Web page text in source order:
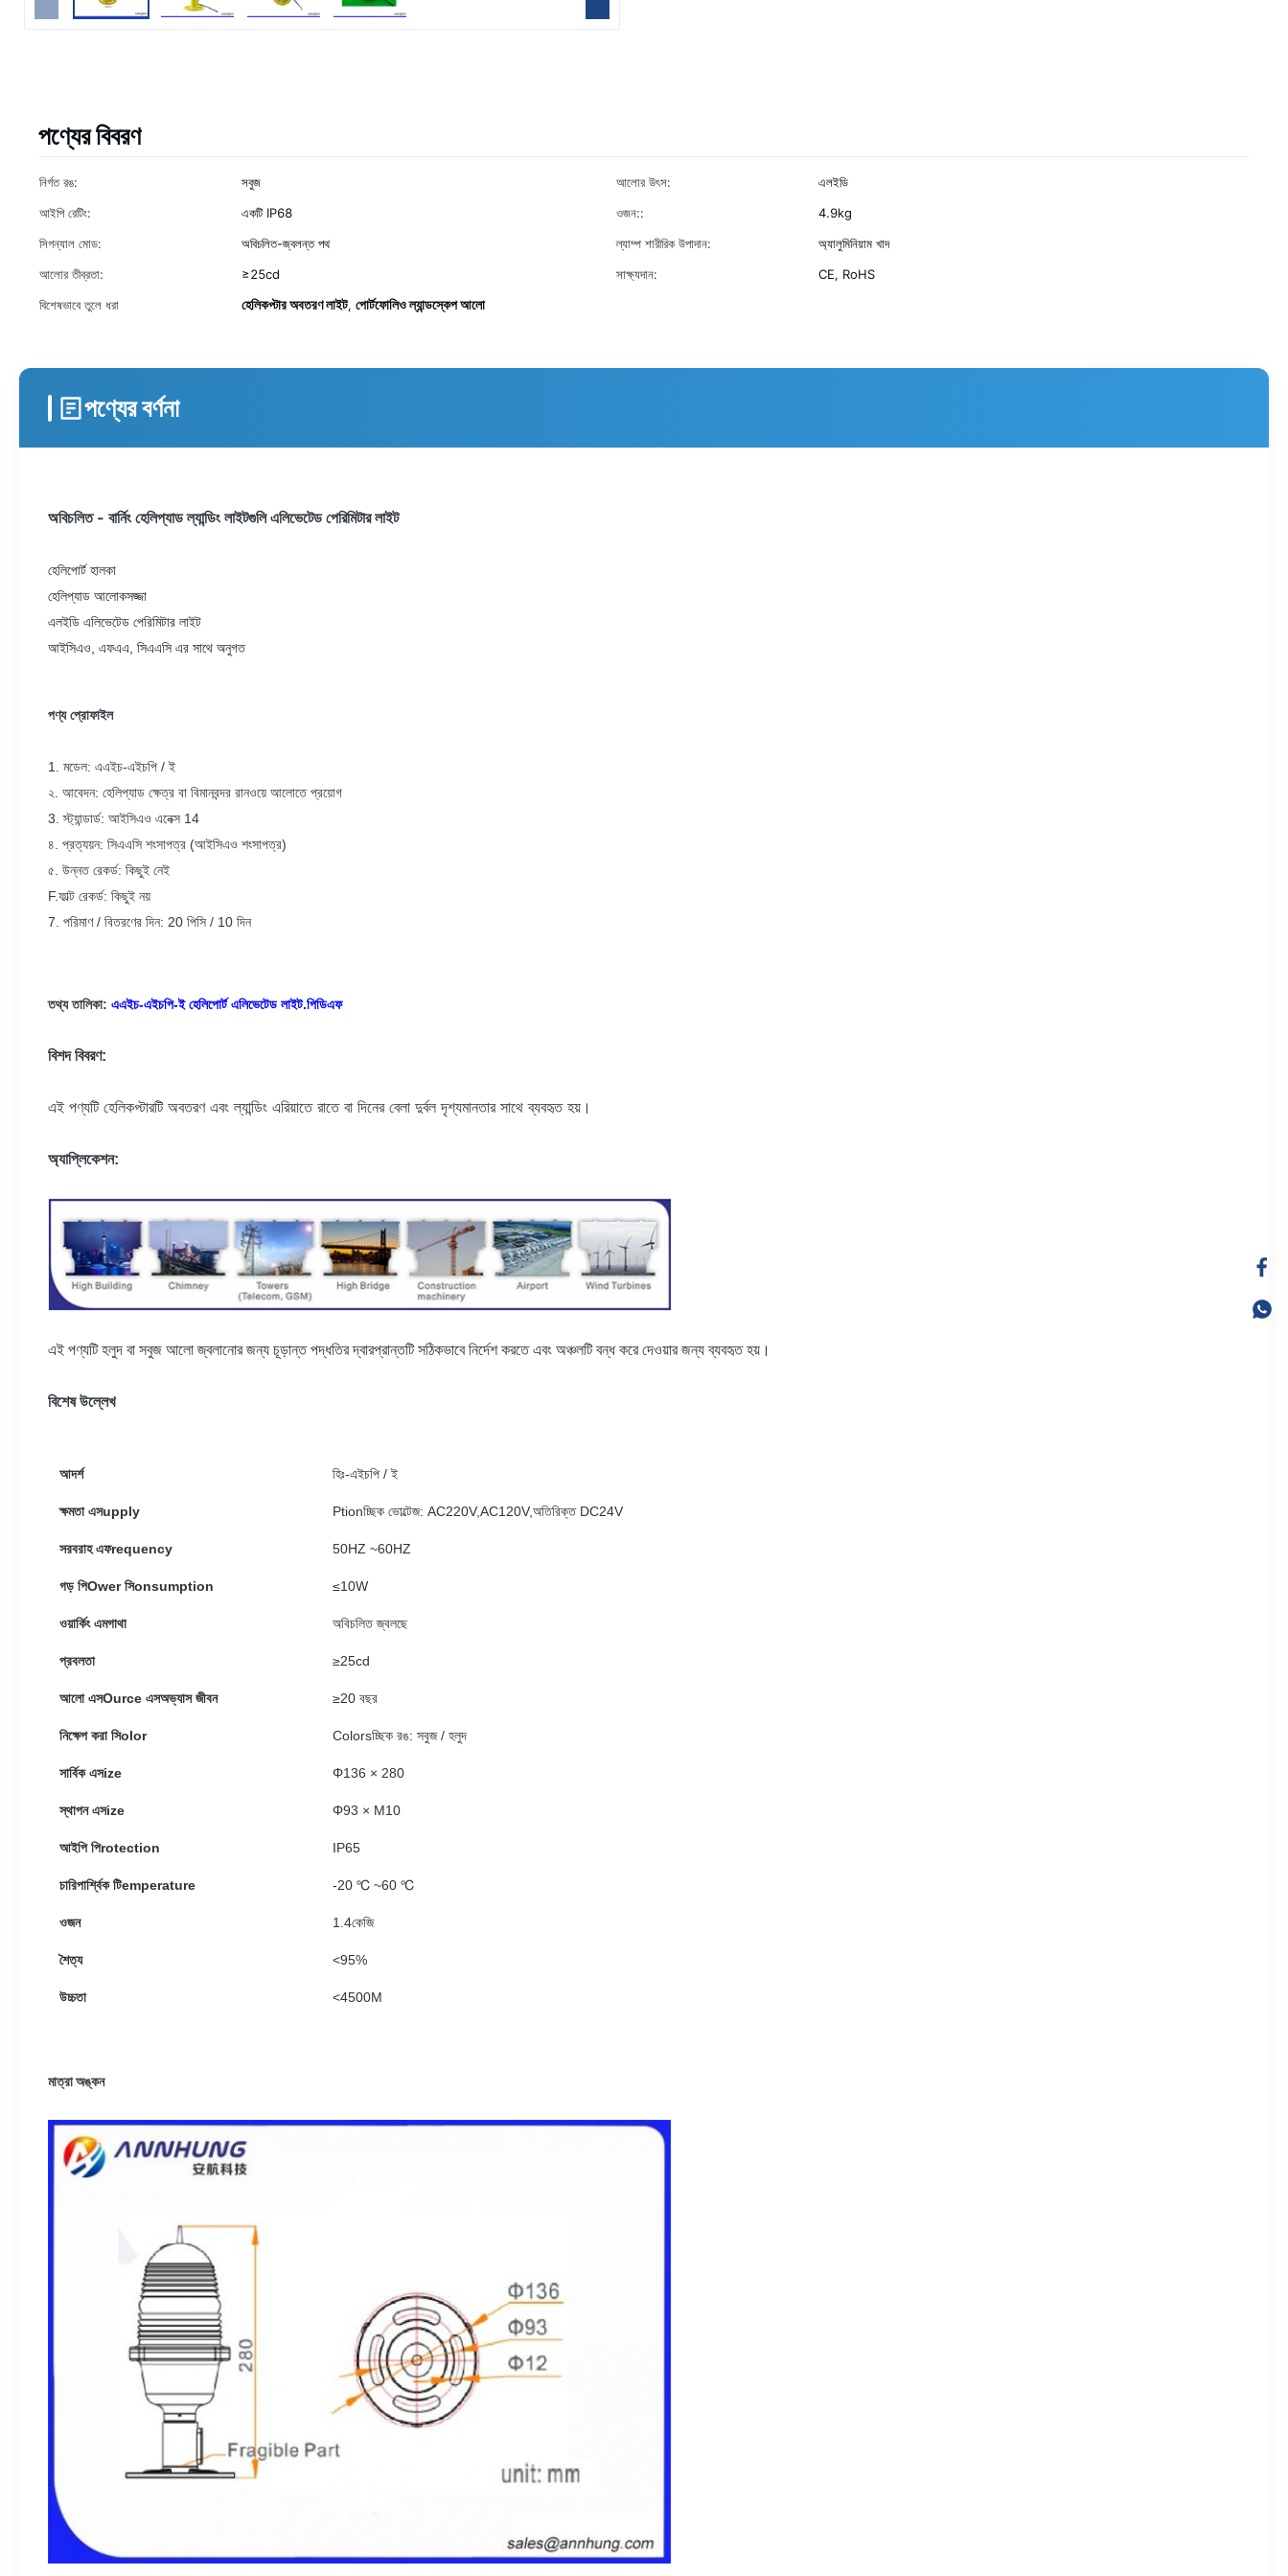
পণ্যের বিবরণ
নির্গত রঙ: সবুজ আলোর উৎস:
এলইডি
আইপি রেটিং:
একটি IP68 ওজন::
4.9kg
সিগন্যাল মোড:
অবিচলিত-জ্বলন্ত পথ ল্যাম্প শারীরিক উপাদান:
অ্যালুমিনিয়াম খাদ
আলোর তীব্রতা:
≥25cd সাক্ষ্যদান:
CE, RoHS
বিশেষভাবে তুলে ধরা
হেলিকপ্টার অবতরণ লাইট, পোর্টফোলিও ল্যান্ডস্কেপ আলো
পণ্যের বর্ণনা
অবিচলিত - বার্নিং হেলিপ্যাড ল্যান্ডিং লাইটগুলি এলিভেটেড পেরিমিটার লাইট
হেলিপোর্ট হালকা
হেলিপ্যাড আলোকসজ্জা
এলইডি এলিভেটেড পেরিমিটার লাইট
আইসিএও, এফএএ, সিএএসি এর সাথে অনুগত
পণ্য প্রোফাইল
1. মডেল: এএইচ-এইচপি / ই
২. আবেদন: হেলিপ্যাড ক্ষেত্র বা বিমানবন্দর রানওয়ে আলোতে প্রয়োগ
3. স্ট্যান্ডার্ড: আইসিএও এনেক্স 14
৪. প্রত্যয়ন: সিএএসি শংসাপত্র (আইসিএও শংসাপত্র)
৫. উন্নত রেকর্ড: কিছুই নেই
F.ফাল্ট রেকর্ড: কিছুই নয়
7. পরিমাণ / বিতরণের দিন: 20 পিসি / 10 দিন
তথ্য তালিকা: এএইচ-এইচপি-ই হেলিপোর্ট এলিভেটেড লাইট.পিডিএফ
বিশদ বিবরণ:
এই পণ্যটি হেলিকপ্টারটি অবতরণ এবং ল্যান্ডিং এরিয়াতে রাতে বা দিনের বেলা দুর্বল দৃশ্যমানতার সাথে ব্যবহৃত হয়।
অ্যাপ্লিকেশন:
এই পণ্যটি হলুদ বা সবুজ আলো জ্বলানোর জন্য চূড়ান্ত পদ্ধতির দ্বারপ্রান্তটি সঠিকভাবে নির্দেশ করতে এবং অঞ্চলটি বন্ধ করে দেওয়ার জন্য ব্যবহৃত হয়।
বিশেষ উল্লেখ
আদর্শ হিঃ-এইচপি / ই
ক্ষমতাএসupply Ptionচ্ছিক ভোল্টেজ: AC220V,AC120V,অতিরিক্ত DC24V
সরবরাহ এফrequency 50HZ ~60HZ
গড়পিOwerসিonsumption ≤10W
ওয়ার্কিংএমগাথা অবিচলিত জ্বলছে
প্রবলতা ≥25cd
আলোএসOurce এসঅভ্যাস জীবন ≥20 বছর
নিক্ষেপ করাসিolor Colorsচ্ছিক রঙ: সবুজ / হলুদ
সার্বিকএসize Φ136 × 280
স্থাপনএসize Φ93 × M10
আইপিপিrotection IP65
চারিপার্শ্বিকটিemperature -20 ℃ ~60 ℃
ওজন 1.4কেজি
শৈত্য <95%
উচ্চতা <4500M
মাত্রা অঙ্কন